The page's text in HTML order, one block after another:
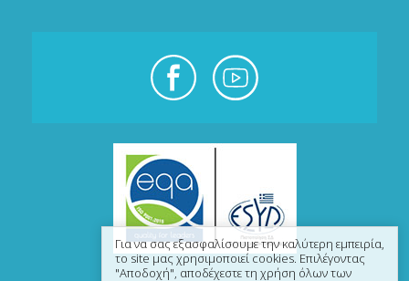
Για να σας εξασφαλίσουμε την καλύτερη εμπειρία,
το site μας χρησιμοποιεί cookies. Επιλέγοντας
"Αποδοχή", αποδέχεστε τη χρήση όλων των